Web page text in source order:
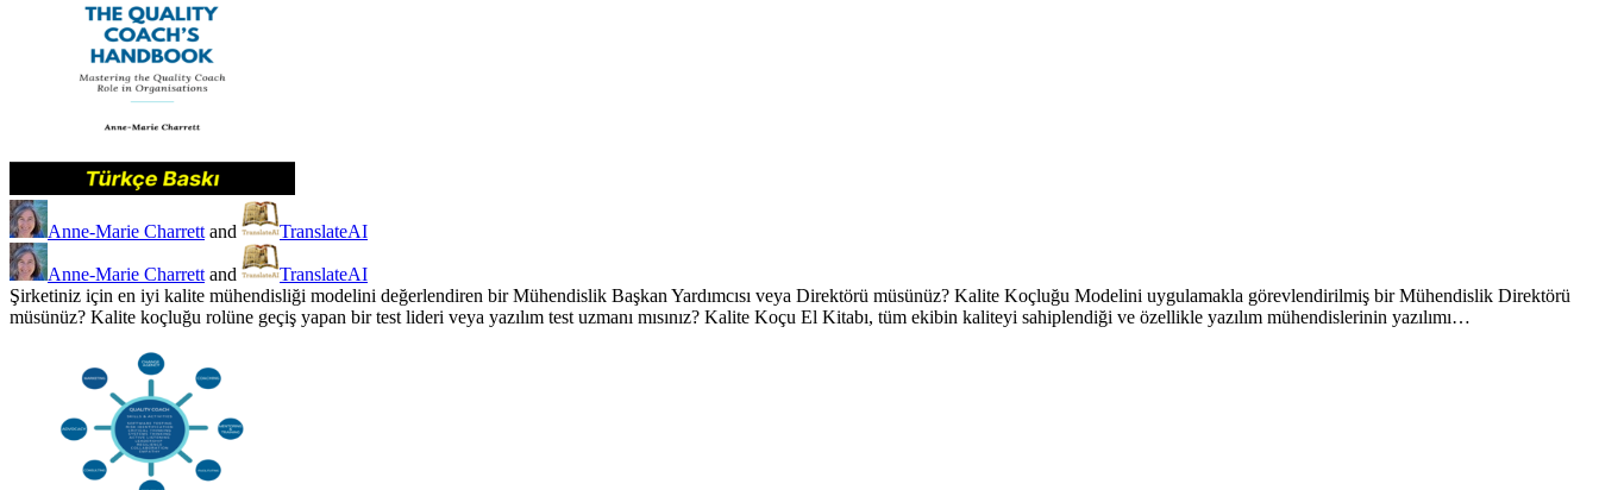
Anne-Marie Charrettand TranslateAI
Anne-Marie Charrettand
TranslateAI
Şirketiniz için en iyi kalite mühendisliği modelini değerlendiren bir Mühendislik Başkan Yardımcısı veya Direktörü müsünüz? Kalite Koçluğu Modelini uygulamakla görevlendirilmiş bir Mühendislik Direktörü
müsünüz? Kalite koçluğu rolüne geçiş yapan bir test lideri veya yazılım test uzmanı mısınız? Kalite Koçu El Kitabı, tüm ekibin kaliteyi sahiplendiği ve özellikle yazılım mühendislerinin yazılımı…